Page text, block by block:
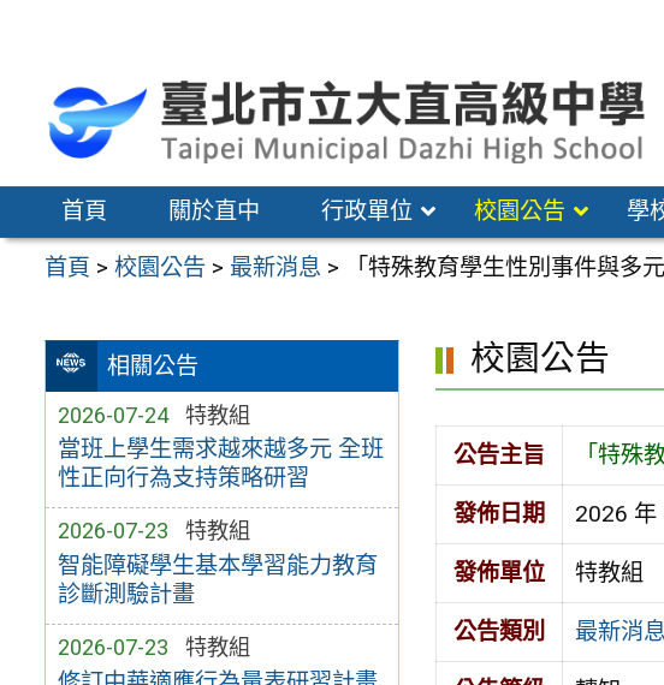
區
首頁 關於直中 行政單位 校園公告 學
首頁 >校園公告 > 最新消息 > 「特殊教育學生性別事件與多
相關公告
2026-07-24 特教組
當班上學生需求越來越多元 全班
性正向行為支持策略研習
2026-07-23 特教組
智能障礙學生基本學習能力教育
診斷測驗計畫
2026-07-23 特教組
校園公告
公告主旨 「特殊
發佈日期 2026 年
發佈單位 特教組
公告類別 最新消息